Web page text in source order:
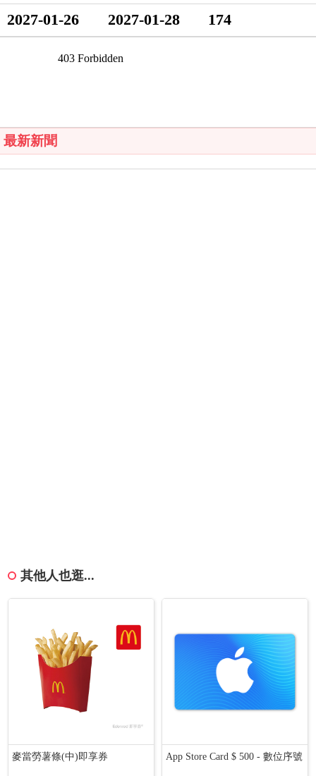
2027-01-26 2027-01-28 174
最新新聞
其他人也逛...
麥當勞薯條(中)即享券 App Store Card $ 500 - 數位序號